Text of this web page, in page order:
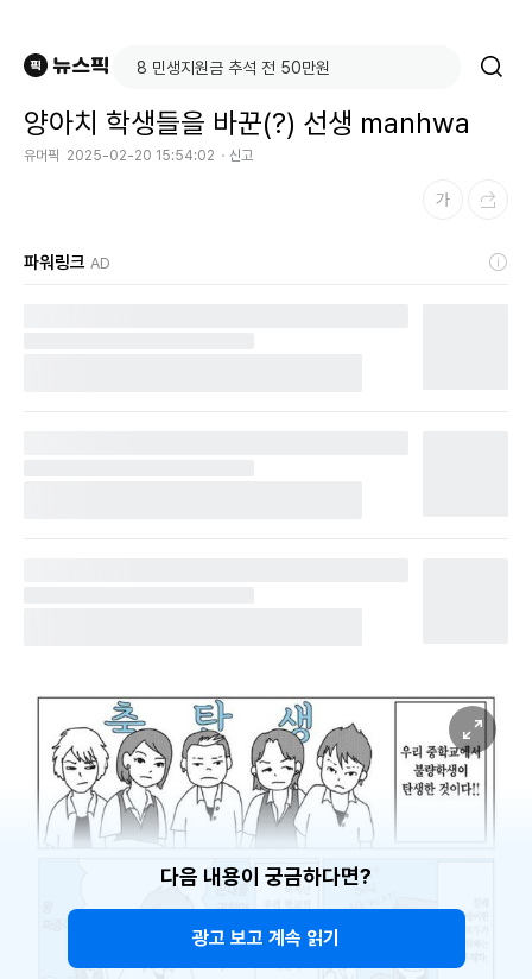
양아치 학생들을 바꾼(?) 선생 manhwa
유머픽 2025-02-20 15:54:02 신고
파워링크 AD
다음 내용이 궁금하다면?
광고 보고 계속 읽기